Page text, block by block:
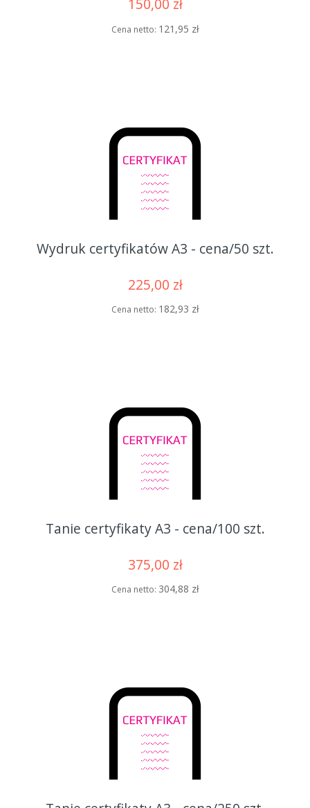
150,00 zł
Cena netto: 121,95 zł
Wydruk certyfikatów A3 - cena/50 szt.
225,00 zł
Cena netto: 182,93 zł
Tanie certyfikaty A3 - cena/100 szt.
375,00 zł
Cena netto: 304,88 zł